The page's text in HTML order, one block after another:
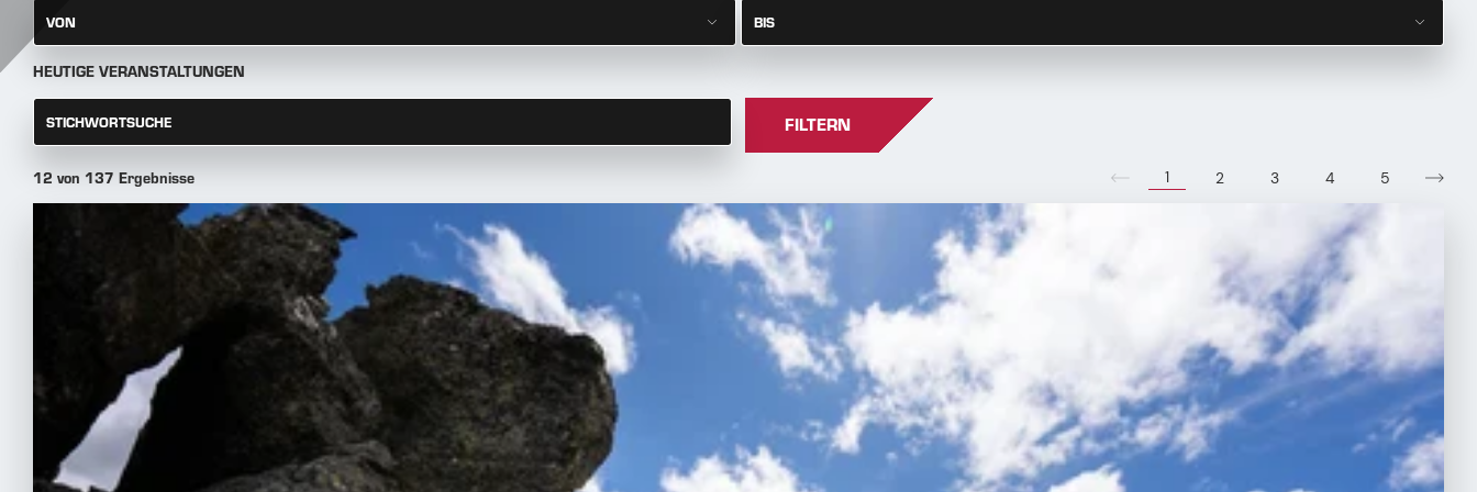
VON BIS
HEUTIGE VERANSTALTUNGEN
STICHWORTSUCHE FILTERN
12 von 137 Ergebnisse 1 2 3 4 5